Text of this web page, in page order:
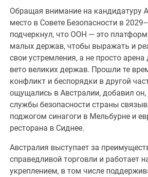
Обращая внимание на кандидатуру
место в Совете Безопасности в
подчеркнул, что ООН — это
малых держав, чтобы выражать и
свои устремления, а не просто
вето великих держав. Прошли те
конфликт и беспорядки в другой
ощущались в Австралии, добавил
службы безопасности страны
поджогом синагоги в Мельбурне и
ресторана в Сиднее.
Австралия выступает за
справедливой торговли и работает
укреплением, в том числе